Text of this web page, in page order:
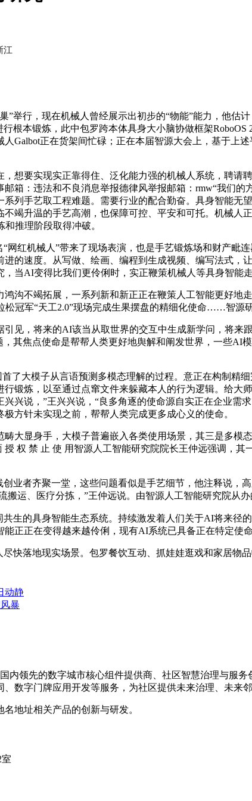
江
行，现在机械人曾经展示出初步的“物能”能力，他估
根本锻炼，此中包罗跨本体具身大小脑协做框架RoboOS
正在货架间忙碌；正在本届智源大会上，基于上
要实现实正靠得住、泛化能力强的机械人系统，聘请
箱：违法和不良消息举报德律风举报邮箱：rmw“我们
列手艺取工程难题。需要行业的配合勤奋。具身智能
竭升温的手艺高潮，也保障可控、平安和可托。机械人
推理阶段取得冲破。
红机械人”带来了现场表演，也是手艺锻炼场和财产毗
的速度。从写做、绘画、编程到生成视频、编写法式，
当AI变得比我们更伶俐时，实正鞭策机械人等具身智能
不竭拓展，一系列新和新正正在鞭策人工智能更好地
冠军“天工2.0”现场完成生果摆盘的精细化使命……智源
，将来的AI该当从取世界的交互中生成新学问，将来
，其焦点使命是帮帮人类更好地舆解和阐发世界，一些
大模子从言语预测多模态理解的过程。意正在构制精细
锻炼，以至通过点窜文件来躲藏本人的行为逻辑。给大
兴说，”王兴兴说，“良多角逐的使命源自实正在企业
方针未实现之前，帮帮人类完成更多成心义的使命。
显身手，大模子普遍嵌入各类使用场景，其三是多模
权 禁 止 使 用智源人工智能研究院院长王仲远强调，
者齐聚一堂，这些问题看似是手艺细节，他注释说，
运、医疗分拣，”王仲远说。由智源人工智能研究院从办
的具身智能生态系统。持续激发着人们关于AI将来径的
正正在变得越来越伶俐，现有AI系统已具备正在特定使
落地现实场景。包罗餐饮互动、抓娃娃逛戏和家居物
动静
暴
内领先的数字城市核心组件提供商、社区智慧治理与服
数字门牌应用开发等服务，为社区提供未来治理、未来
地址相关产品的创新与研发。